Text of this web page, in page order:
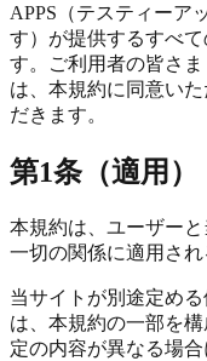
APPS（テスティーア
す）が提供するすべ
す。ご利用者の皆さ
は、本規約に同意い
だきます。
第1条（適用）
本規約は、ユーザー
一切の関係に適用され
当サイトが別途定め
は、本規約の一部を
定の内容が異なる場